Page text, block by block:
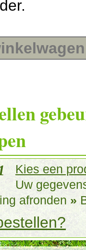
Kies een
Uw
afronden »